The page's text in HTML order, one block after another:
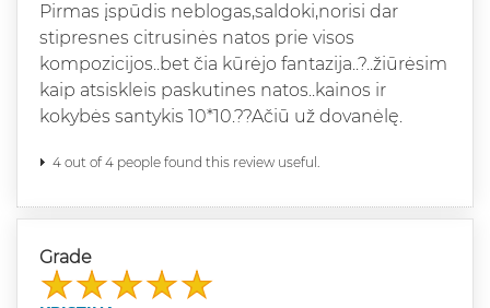
Pirmas įspūdis neblogas,saldoki,norisi dar
stipresnes citrusinės natos prie visos
kompozicijos..bet čia kūrėjo fantazija..?..žiūrėsim
kaip atsiskleis paskutines natos..kainos ir
kokybės santykis 10*10.??Ačiū už dovanėlę.
4 out of 4 people found this review useful.
Grade